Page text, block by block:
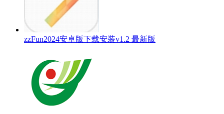
zzFun2024安卓版下载安装v1.2 最新版